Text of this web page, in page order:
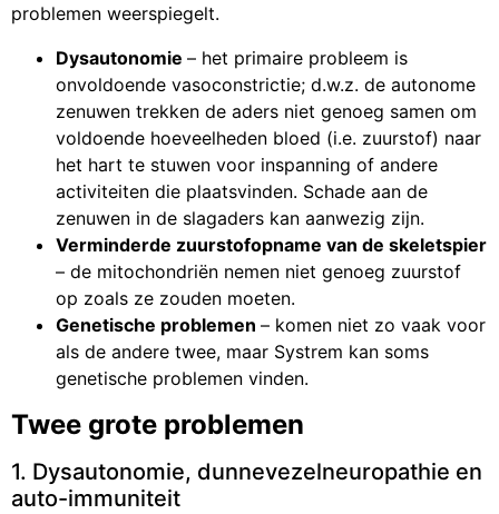
problemen weerspiegelt.
Dysautonomie – het primaire probleem is
onvoldoende vasoconstrictie; d.w.z. de autonome
zenuwen trekken de aders niet genoeg samen om
voldoende hoeveelheden bloed (i.e. zuurstof) naar
het hart te stuwen voor inspanning of andere
activiteiten die plaatsvinden. Schade aan de
zenuwen in de slagaders kan aanwezig zijn.
Verminderde zuurstofopname van de skeletspier
– de mitochondriën nemen niet genoeg zuurstof
op zoals ze zouden moeten.
Genetische problemen – komen niet zo vaak voor
als de andere twee, maar Systrem kan soms
genetische problemen vinden.
Twee grote problemen
1. Dysautonomie, dunnevezelneuropathie en
auto-immuniteit